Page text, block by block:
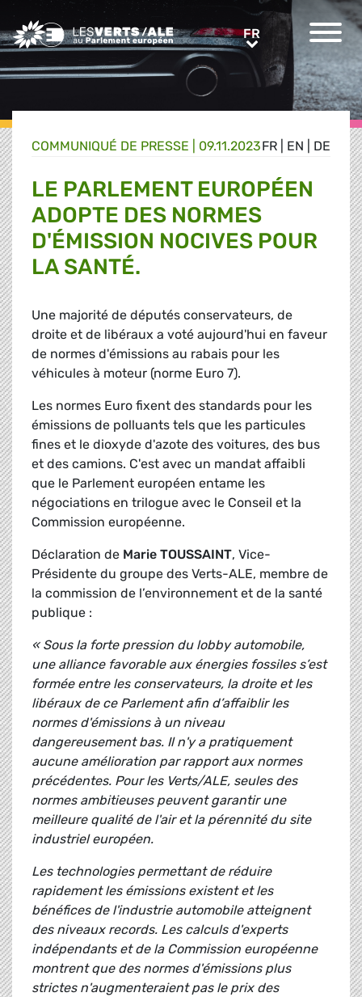
Greens/EFA Home FR
FR EN DE
COMMUNIQUÉ DE PRESSE 09.11.2023
LE PARLEMENT EUROPÉEN
ADOPTE DES NORMES
D'ÉMISSION NOCIVES POUR
LA SANTÉ.
Une majorité de députés conservateurs, de
droite et de libéraux a voté aujourd'hui en faveur
de normes d'émissions au rabais pour les
véhicules à moteur (norme Euro 7).
Les normes Euro fixent des standards pour les
émissions de polluants tels que les particules
fines et le dioxyde d'azote des voitures, des bus
et des camions. C'est avec un mandat affaibli
que le Parlement européen entame les
négociations en trilogue avec le Conseil et la
Commission européenne.
Déclaration de Marie TOUSSAINT, Vice-
Présidente du groupe des Verts-ALE, membre de
la commission de l’environnement et de la santé
publique :
« Sous la forte pression du lobby automobile,
une alliance favorable aux énergies fossiles s’est
formée entre les conservateurs, la droite et les
libéraux de ce Parlement afin d’affaiblir les
normes d'émissions à un niveau
dangereusement bas. Il n'y a pratiquement
aucune amélioration par rapport aux normes
précédentes. Pour les Verts/ALE, seules des
normes ambitieuses peuvent garantir une
meilleure qualité de l'air et la pérennité du site
industriel européen.
Les technologies permettant de réduire
rapidement les émissions existent et les
bénéfices de l'industrie automobile atteignent
des niveaux records. Les calculs d'experts
indépendants et de la Commission européenne
montrent que des normes d'émissions plus
strictes n'augmenteraient pas le prix des